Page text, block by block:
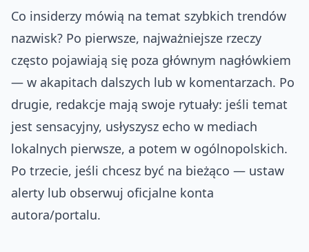
Co insiderzy mówią na temat szybkich trendów
nazwisk? Po pierwsze, najważniejsze rzeczy
często pojawiają się poza głównym nagłówkiem
— w akapitach dalszych lub w komentarzach. Po
drugie, redakcje mają swoje rytuały: jeśli temat
jest sensacyjny, usłyszysz echo w mediach
lokalnych pierwsze, a potem w ogólnopolskich.
Po trzecie, jeśli chcesz być na bieżąco — ustaw
alerty lub obserwuj oficjalne konta
autora/portalu.